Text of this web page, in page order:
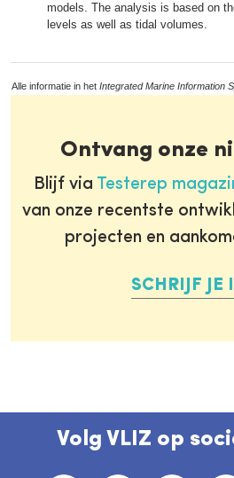
models. The analysis is based on
levels as well as tidal volumes.
Alle informatie in het Integrated Marine Information
Ontvang onze
Blijf via Testerep
van onze recentste
projecten en
SCHRIJF JE
Volg VLIZ op